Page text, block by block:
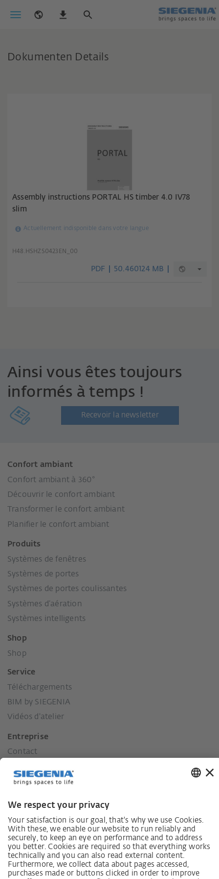
Dokumenten Details
Assembly instructions PORTAL HS timber 4.0 IV78
slim
Actuellement indisponible dans votre langue
H48.HSHZS0423EN_00
PDF 50.460124 MB
Ainsi vous êtes toujours
informés à temps !
Recevoir la newsletter
Confort ambiant
Confort ambiant à 360°
Découvrir le confort ambiant
Transformer le confort ambiant
Planifier le confort ambiant
Produits
Systèmes de fenêtres
Systèmes de portes
Systèmes de portes coulissantes
Systèmes d’aération
Systèmes intelligents
Shop
Shop
Service
Téléchargements
BIM by SIEGENIA
Vidéos d'atelier
Entreprise
Contact
Historique
Responsabilité envers la région.